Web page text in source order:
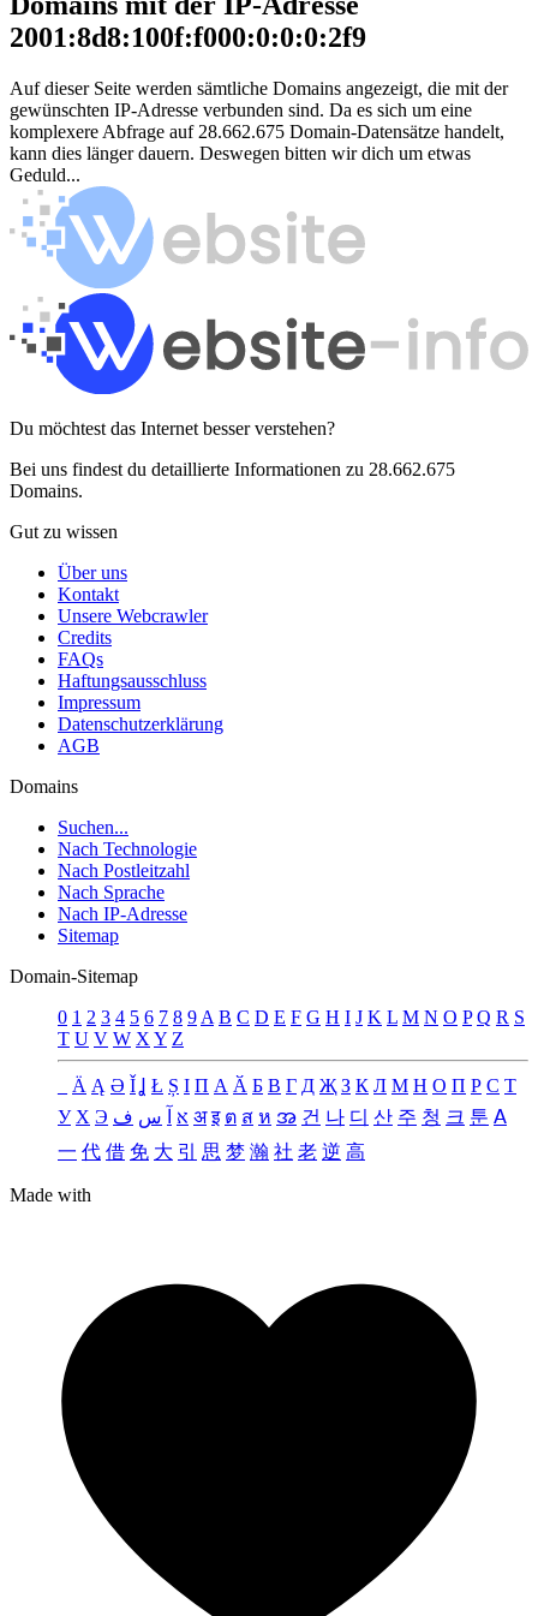
2001:8d8:100f:f000:0:0:0:2f9
Auf dieser Seite werden sämtliche Domains angezeigt, die mit der
gewünschten IP-Adresse verbunden sind. Da es sich um eine
komplexere Abfrage auf 28.662.675 Domain-Datensätze handelt,
kann dies länger dauern. Deswegen bitten wir dich um etwas
Geduld...
Du möchtest das Internet besser verstehen?
Bei uns findest du detaillierte Informationen zu 28.662.675
Domains.
Gut zu wissen
Über uns
Kontakt
Unsere Webcrawler
Credits
FAQs
Haftungsausschluss
Impressum
Datenschutzerklärung
AGB
Domains
Suchen...
Nach Technologie
Nach Postleitzahl
Nach Sprache
Nach IP-Adresse
Sitemap
Domain-Sitemap
0 1 2 3 4 5 6 7 8 9 A B C D E F G H I J K L M N O P Q R S
T U V W X Y Z
Ä Ą Ə Ǐ Ʝ Ł Ș Ι Π А Ӑ Б В Г Д Җ З К Л М Н О П Р С Т
У Х Э א س ف अ इ ต ส ห အ 건 나 디 산 주 청 크 툰 ꓮ
一 代 借 免 大 引 思 梦 瀚 社 老 逆 高
Made with